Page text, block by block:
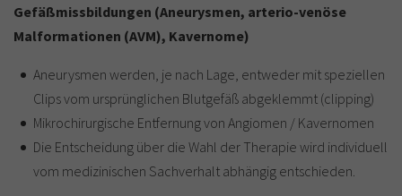
Gefäßmissbildungen (Aneurysmen, arterio-venöse
Malformationen (AVM), Kavernome)
Aneurysmen werden, je nach Lage, entweder mit speziellen
Clips vom ursprünglichen Blutgefäß abgeklemmt (clipping)
Mikrochirurgische Entfernung von Angiomen / Kavernomen
Die Entscheidung über die Wahl der Therapie wird individuell
vom medizinischen Sachverhalt abhängig entschieden.